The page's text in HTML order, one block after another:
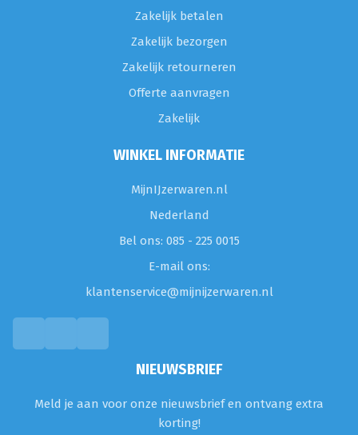
Zakelijk betalen
Zakelijk bezorgen
Zakelijk retourneren
Offerte aanvragen
Zakelijk
WINKEL INFORMATIE
MijnIJzerwaren.nl
Nederland
Bel ons: 085 - 225 0015
E-mail ons:
klantenservice@mijnijzerwaren.nl
NIEUWSBRIEF
Meld je aan voor onze nieuwsbrief en ontvang extra
korting!